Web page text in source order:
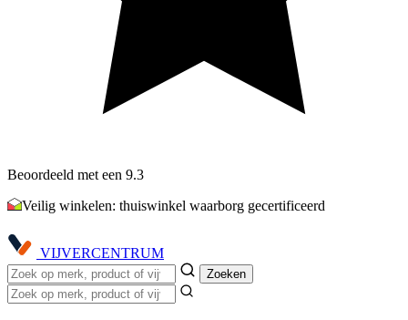
Beoordeeld met een 9.3
Veilig winkelen: thuiswinkel waarborg gecertificeerd
VIJVERCENTRUM
Zoeken